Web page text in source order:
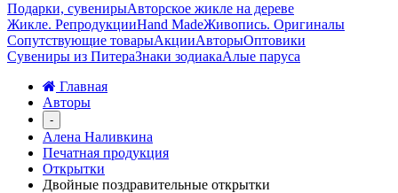
Подарки, сувенирыАвторское жикле на дереве
Жикле. РепродукцииHand MadeЖивопись. Оригиналы
Сопутствующие товарыАкцииАвторыОптовики
Сувениры из ПитераЗнаки зодиакаАлые паруса
Главная
Авторы
-
Алена Наливкина
Печатная продукция
Открытки
Двойные поздравительные открытки